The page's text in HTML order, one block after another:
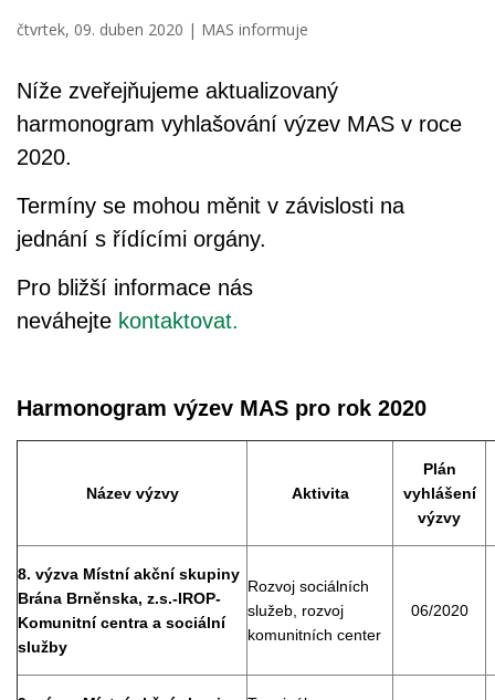
čtvrtek, 09. duben 2020 | MAS informuje
Níže zveřejňujeme aktualizovaný
harmonogram vyhlašování výzev MAS v roce
2020.
Termíny se mohou měnit v závislosti na
jednání s řídícími orgány.
Pro bližší informace nás
neváhejte kontaktovat.
Harmonogram výzev MAS pro rok 2020
Název výzvy Aktivita
Plán
vyhlášení
výzvy
8. výzva Místní akční skupiny
Brána Brněnska, z.s.-IROP-
Komunitní centra a sociální
služby
Rozvoj sociálních
služeb, rozvoj
komunitních center
06/2020